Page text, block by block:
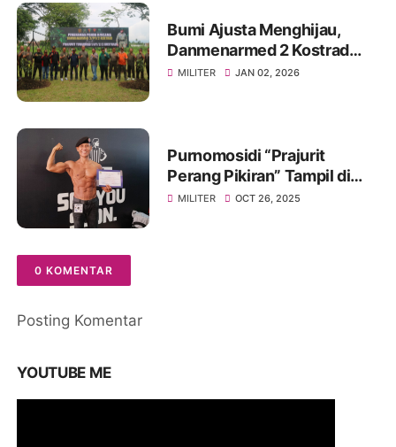
Bumi Ajusta Menghijau,
Danmenarmed 2 Kostrad
Pimpin Gerakan Tanam
MILITER JAN 02, 2026
Purnomosidi “Prajurit
Perang Pikiran” Tampil di
Body Contest Piala Wali
MILITER OCT 26, 2025
0 KOMENTAR
Posting Komentar
YOUTUBE ME